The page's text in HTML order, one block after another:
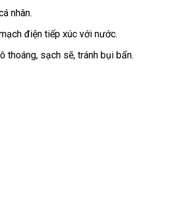
nơi
nhân.
điện tiếp xúc an
toàn
với nước.
thoángnội
, sạch an
sẽdịch
, tránh bụi bẩn.